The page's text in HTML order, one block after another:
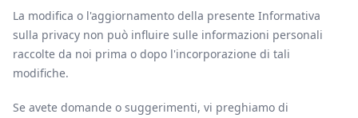
La modifica o l'aggiornamento della presente Informativa
sulla privacy non può influire sulle informazioni personali
raccolte da noi prima o dopo l'incorporazione di tali
modifiche.
Se avete domande o suggerimenti, vi preghiamo di